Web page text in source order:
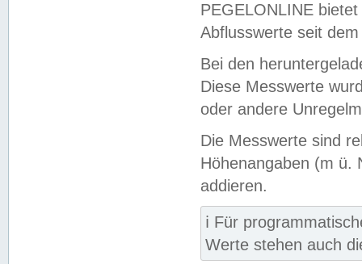
PEGELONLINE
Abflusswerte seit
Bei den
Diese Messwerte
oder andere
Die Messwerte sind
Höhenangaben (m ü.
addieren.
ℹ️ Für
Werte stehen auch